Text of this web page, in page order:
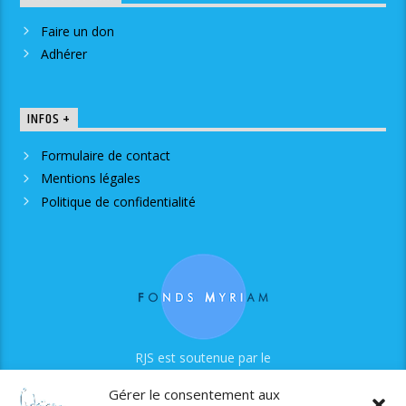
Gérer le consentement aux
Faire un don
Adhérer
INFOS +
Formulaire de contact
Mentions légales
Politique de confidentialité
RJS est soutenue par le